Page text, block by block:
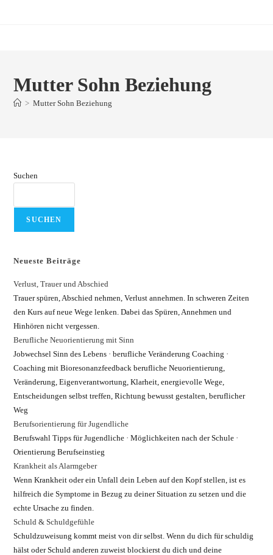
Mutter Sohn Beziehung
> Mutter Sohn Beziehung
Suchen
SUCHEN
Neueste Beiträge
Verlust, Trauer und Abschied
Trauer spüren, Abschied nehmen, Verlust annehmen. In schweren Zeiten
den Kurs auf neue Wege lenken. Dabei das Spüren, Annehmen und
Hinhören nicht vergessen.
Berufliche Neuorientierung mit Sinn
Jobwechsel Sinn des Lebens · berufliche Veränderung Coaching ·
Coaching mit Bioresonanzfeedback berufliche Neuorientierung,
Veränderung, Eigenverantwortung, Klarheit, energievolle Wege,
Entscheidungen selbst treffen, Richtung bewusst gestalten, beruflicher
Weg
Berufsorientierung für Jugendliche
Berufswahl Tipps für Jugendliche · Möglichkeiten nach der Schule ·
Orientierung Berufseinstieg
Krankheit als Alarmgeber
Wenn Krankheit oder ein Unfall dein Leben auf den Kopf stellen, ist es
hilfreich die Symptome in Bezug zu deiner Situation zu setzen und die
echte Ursache zu finden.
Schuld & Schuldgefühle
Schuldzuweisung kommt meist von dir selbst. Wenn du dich für schuldig
hälst oder Schuld anderen zuweist blockierst du dich und deine